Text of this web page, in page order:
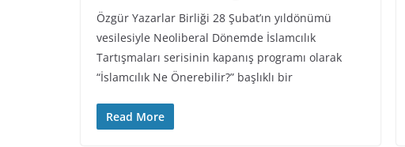
Özgür Yazarlar Birliği 28 Şubat’ın yıldönümü
vesilesiyle Neoliberal Dönemde İslamcılık
Tartışmaları serisinin kapanış programı olarak
“İslamcılık Ne Önerebilir?” başlıklı bir
Read More